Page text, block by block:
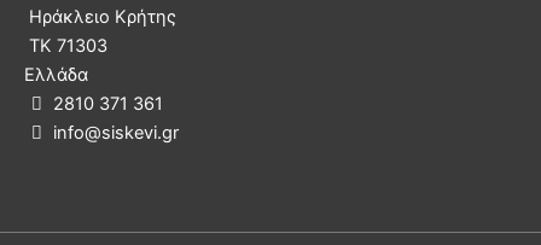
Ηράκλειο Κρήτης
ΤΚ 71303
Ελλάδα
 2810 371 361
 info@siskevi.gr